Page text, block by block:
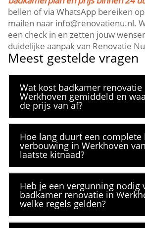
bellen of via WhatsApp bereiken
mailen naar info@renovatienu.​nl.​
een check in en zetten jouw
duidelijke aanpak van Renovatie
Meest gestelde vragen
Wat kost badkamer renovatie
Werkhoven gemiddeld en
de prijs van af?
Hoe lang duurt een complete
verbouwing in Werkhoven
laatste kitnaad?
Heb je een vergunning nodig
badkamer renovatie in
welke regels gelden?